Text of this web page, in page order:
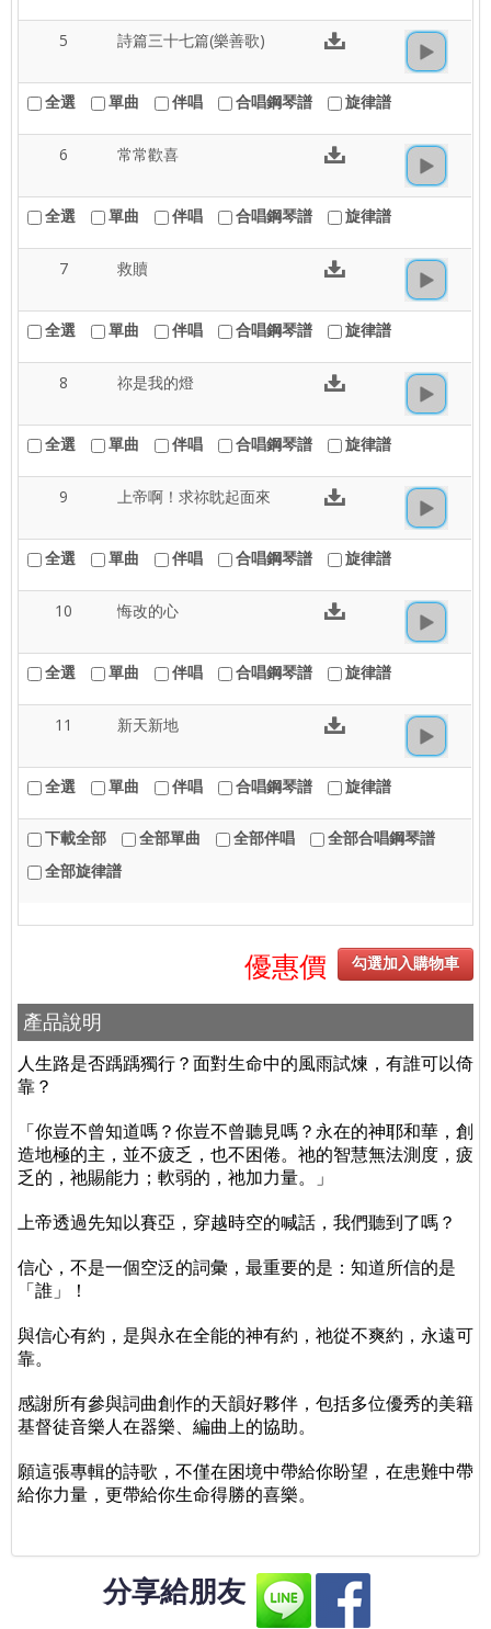
5 詩篇三十七篇(樂善歌)
全選 單曲 伴唱 合唱鋼琴譜 旋律譜
6 常常歡喜
全選 單曲 伴唱 合唱鋼琴譜 旋律譜
7 救贖
全選 單曲 伴唱 合唱鋼琴譜 旋律譜
8 祢是我的燈
全選 單曲 伴唱 合唱鋼琴譜 旋律譜
9 上帝啊！求祢眈起面來
全選 單曲 伴唱 合唱鋼琴譜 旋律譜
10 悔改的心
全選 單曲 伴唱 合唱鋼琴譜 旋律譜
11 新天新地
全選 單曲 伴唱 合唱鋼琴譜 旋律譜
下載全部 全部單曲 全部伴唱
全部合唱鋼琴譜
全部旋律譜
勾選加入購物車
優惠價
產品說明
人生路是否踽踽獨行？面對生命中的風雨試煉，有誰可以倚
靠？
「你豈不曾知道嗎？你豈不曾聽見嗎？永在的神耶和華，創
造地極的主，並不疲乏，也不困倦。祂的智慧無法測度，疲
乏的，祂賜能力；軟弱的，祂加力量。」
上帝透過先知以賽亞，穿越時空的喊話，我們聽到了嗎？
信心，不是一個空泛的詞彙，最重要的是：知道所信的是
「誰」！
與信心有約，是與永在全能的神有約，祂從不爽約，永遠可
靠。
感謝所有參與詞曲創作的天韻好夥伴，包括多位優秀的美籍
基督徒音樂人在器樂、編曲上的協助。
願這張專輯的詩歌，不僅在困境中帶給你盼望，在患難中帶
給你力量，更帶給你生命得勝的喜樂。
分享給朋友